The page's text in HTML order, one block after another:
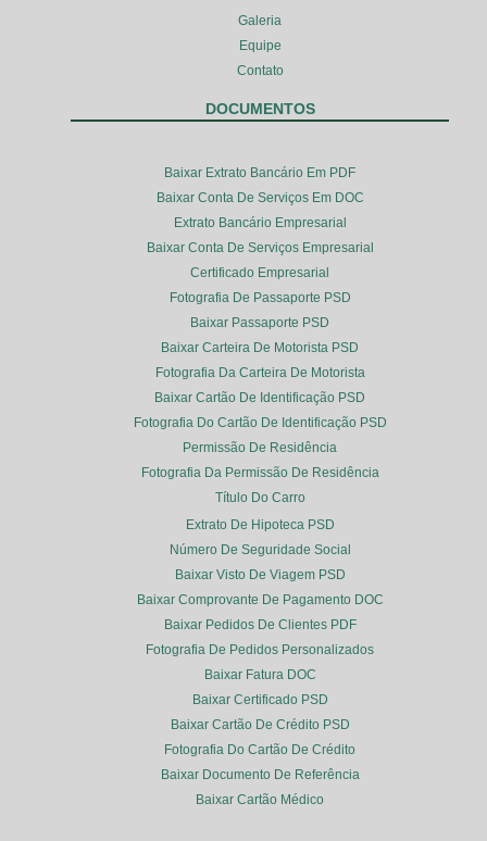
Galeria
Equipe
Contato
DOCUMENTOS
Baixar Extrato Bancário Em PDF
Baixar Conta De Serviços Em DOC
Extrato Bancário Empresarial
Baixar Conta De Serviços Empresarial
Certificado Empresarial
Fotografia De Passaporte PSD
Baixar Passaporte PSD
Baixar Carteira De Motorista PSD
Fotografia Da Carteira De Motorista
Baixar Cartão De Identificação PSD
Fotografia Do Cartão De Identificação PSD
Permissão De Residência
Fotografia Da Permissão De Residência
Título Do Carro
Extrato De Hipoteca PSD
Número De Seguridade Social
Baixar Visto De Viagem PSD
Baixar Comprovante De Pagamento DOC
Baixar Pedidos De Clientes PDF
Fotografia De Pedidos Personalizados
Baixar Fatura DOC
Baixar Certificado PSD
Baixar Cartão De Crédito PSD
Fotografia Do Cartão De Crédito
Baixar Documento De Referência
Baixar Cartão Médico